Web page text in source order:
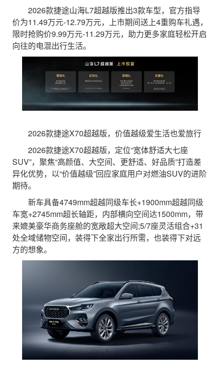
2026款捷途山海L7超越版推出3款车型，官方指导
价为11.49万元-12.79万元，上市期间送上4重购车礼遇，
限时抢购价9.99万元-11.29万元，助力更多家庭轻松开启
向往的电混出行生活。
2026款捷途X70超越版，价值越级爱生活也爱旅行
2026款捷途X70超越版，定位“宽体舒适大七座
SUV”，聚焦“高颜值、大空间、更舒适、好品质”打造差
异化优势，以“价值越级”回应家庭用户对燃油SUV的进阶
期待。
新车具备4749mm超越同级车长+1900mm超越同级
车宽+2745mm超长轴距，内部横向空间达1500mm，带
来媲美豪华商务座舱的宽敞超大空间;5/7座灵活组合+31
处全域储物空间，装得下全家出行所需，也装得下对远
方的想象。